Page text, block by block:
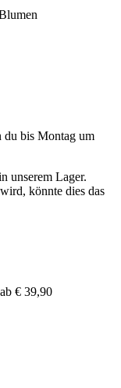
du bis Montag um
unserem Lager.
könnte dies das
ab € 39,90